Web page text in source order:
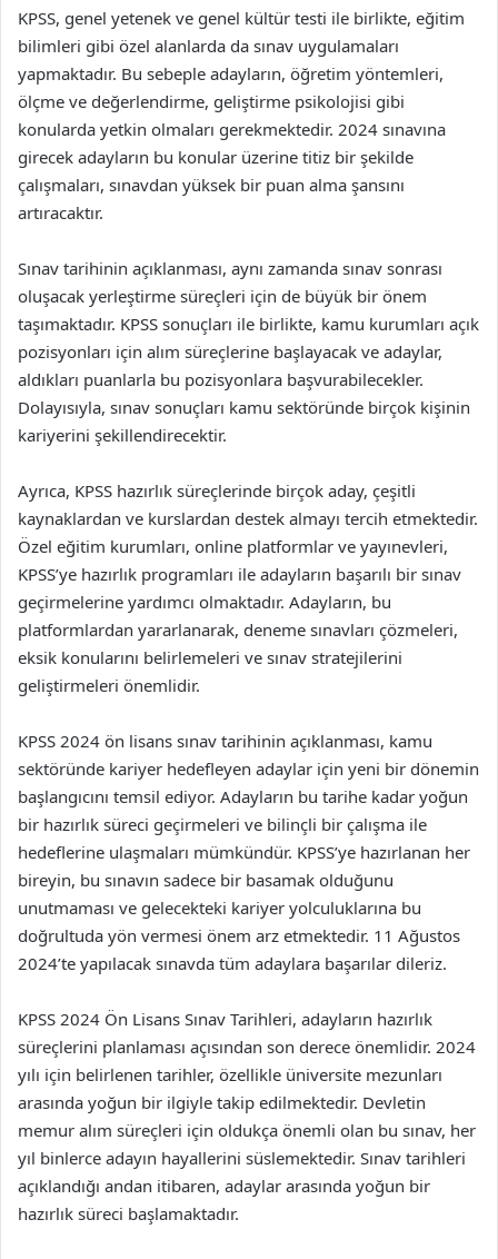
KPSS, genel yetenek ve genel kültür testi ile birlikte, eğitim
bilimleri gibi özel alanlarda da sınav uygulamaları
yapmaktadır. Bu sebeple adayların, öğretim yöntemleri,
ölçme ve değerlendirme, geliştirme psikolojisi gibi
konularda yetkin olmaları gerekmektedir. 2024 sınavına
girecek adayların bu konular üzerine titiz bir şekilde
çalışmaları, sınavdan yüksek bir puan alma şansını
artıracaktır.
Sınav tarihinin açıklanması, aynı zamanda sınav sonrası
oluşacak yerleştirme süreçleri için de büyük bir önem
taşımaktadır. KPSS sonuçları ile birlikte, kamu kurumları açık
pozisyonları için alım süreçlerine başlayacak ve adaylar,
aldıkları puanlarla bu pozisyonlara başvurabilecekler.
Dolayısıyla, sınav sonuçları kamu sektöründe birçok kişinin
kariyerini şekillendirecektir.
Ayrıca, KPSS hazırlık süreçlerinde birçok aday, çeşitli
kaynaklardan ve kurslardan destek almayı tercih etmektedir.
Özel eğitim kurumları, online platformlar ve yayınevleri,
KPSS’ye hazırlık programları ile adayların başarılı bir sınav
geçirmelerine yardımcı olmaktadır. Adayların, bu
platformlardan yararlanarak, deneme sınavları çözmeleri,
eksik konularını belirlemeleri ve sınav stratejilerini
geliştirmeleri önemlidir.
KPSS 2024 ön lisans sınav tarihinin açıklanması, kamu
sektöründe kariyer hedefleyen adaylar için yeni bir dönemin
başlangıcını temsil ediyor. Adayların bu tarihe kadar yoğun
bir hazırlık süreci geçirmeleri ve bilinçli bir çalışma ile
hedeflerine ulaşmaları mümkündür. KPSS’ye hazırlanan her
bireyin, bu sınavın sadece bir basamak olduğunu
unutmaması ve gelecekteki kariyer yolculuklarına bu
doğrultuda yön vermesi önem arz etmektedir. 11 Ağustos
2024’te yapılacak sınavda tüm adaylara başarılar dileriz.
KPSS 2024 Ön Lisans Sınav Tarihleri, adayların hazırlık
süreçlerini planlaması açısından son derece önemlidir. 2024
yılı için belirlenen tarihler, özellikle üniversite mezunları
arasında yoğun bir ilgiyle takip edilmektedir. Devletin
memur alım süreçleri için oldukça önemli olan bu sınav, her
yıl binlerce adayın hayallerini süslemektedir. Sınav tarihleri
açıklandığı andan itibaren, adaylar arasında yoğun bir
hazırlık süreci başlamaktadır.